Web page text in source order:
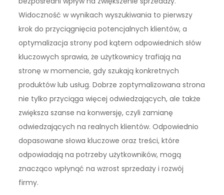
Widoczność w wynikach wyszukiwania to pierwszy
krok do przyciągnięcia potencjalnych klientów, a
optymalizacja strony pod kątem odpowiednich słów
kluczowych sprawia, że użytkownicy trafiają na
stronę w momencie, gdy szukają konkretnych
produktów lub usług. Dobrze zoptymalizowana strona
nie tylko przyciąga więcej odwiedzających, ale także
zwiększa szanse na konwersję, czyli zamianę
odwiedzających na realnych klientów. Odpowiednio
dopasowane słowa kluczowe oraz treści, które
odpowiadają na potrzeby użytkowników, mogą
znacząco wpłynąć na wzrost sprzedaży i rozwój
firmy.